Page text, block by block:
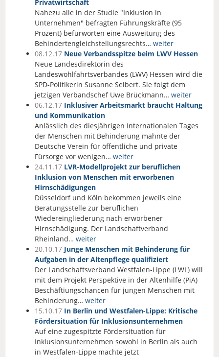
Privatwirtschaft
Nahezu alle in der Studie "Inklusion in
Unternehmen" befragten Führungskräfte (95
Prozent) befürworten eine Ausweitung des
Behindertengleichstellungsrechts… weiter
08.12.17 Neue Verbandsspitze beim LWV Hessen
Neue Landesdirektorin des
Landeswohlfahrtsverbandes (LWV) Hessen wird die
SPD-Politikerin Susanne Selbert. Sie folgt dem
jetzigen Verbandschef Uwe Brückmann… weiter
06.12.17 Inklusiver Arbeitsmarkt braucht Haltung
und Kommunikation
Anlässlich des diesjährigen Internationalen Tages
der Menschen mit Behinderung mahnte der
Deutsche Verein für öffentliche und private
Fürsorge vor wenigen… weiter
24.11.17 LVR-Modellprojekt zur beruflichen
Inklusion von Menschen mit erworbenen
Hirnschädigungen
Düsseldorf und Köln bekommen jeweils eine
Beratungsstelle zur beruflichen
Wiedereingliederung nach erworbener
Hirnschädigung. Der Landschaftverband
Rheinland… weiter
20.10.17 Junge Menschen mit Behinderung für
Aufgaben in der Altenpflege qualifiziert
Der Landschaftsverband Westfalen-Lippe (LWL) will
mit dem Projekt Perspektive in der Altenhilfe (PiA)
Beschäftiungschancen für jungen Menschen mit
Behinderung… weiter
15.10.17 In Berlin und Westfalen-Lippe: Kritische
Fördersituation für Inklusionsunternehmen
Auf eine zugespitzte Fördersituation für
Inklusionsunternehmen sowohl in Berlin als auch
in Westfalen-Lippe machte jetzt